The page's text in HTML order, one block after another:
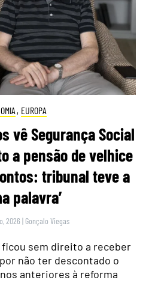
, EUROPA
vê Segurança Social
a pensão de velhice
tribunal teve a
palavra’
2026 | Gonçalo Viegas
ficou sem direito a receber
não ter descontado o
anteriores à reforma